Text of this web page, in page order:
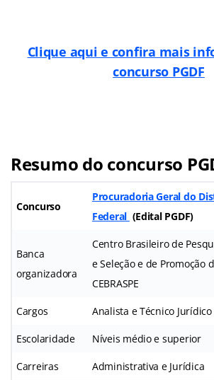
Clique aqui e confira mais
concurso PGDF
Resumo do concurso
Concurso
Procuradoria Geral do
Federal (Edital PGDF)
Banca
organizadora
Centro Brasileiro de
e Seleção e de Promoção
CEBRASPE
Cargos Analista e Técnico Jurídico
Escolaridade Níveis médio e superior
Carreiras Administrativa e Jurídica